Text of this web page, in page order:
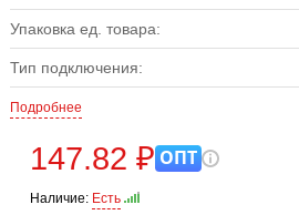
Упаковка ед. товара:
Тип подключения:
Подробнее
147.82 ₽ ОПТ
Наличие: Есть